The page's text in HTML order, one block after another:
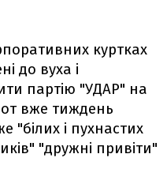
куртках
до вуха і
партію "УДАР" на
от вже тиждень
"білих і пухнастих
"дружні привіти"